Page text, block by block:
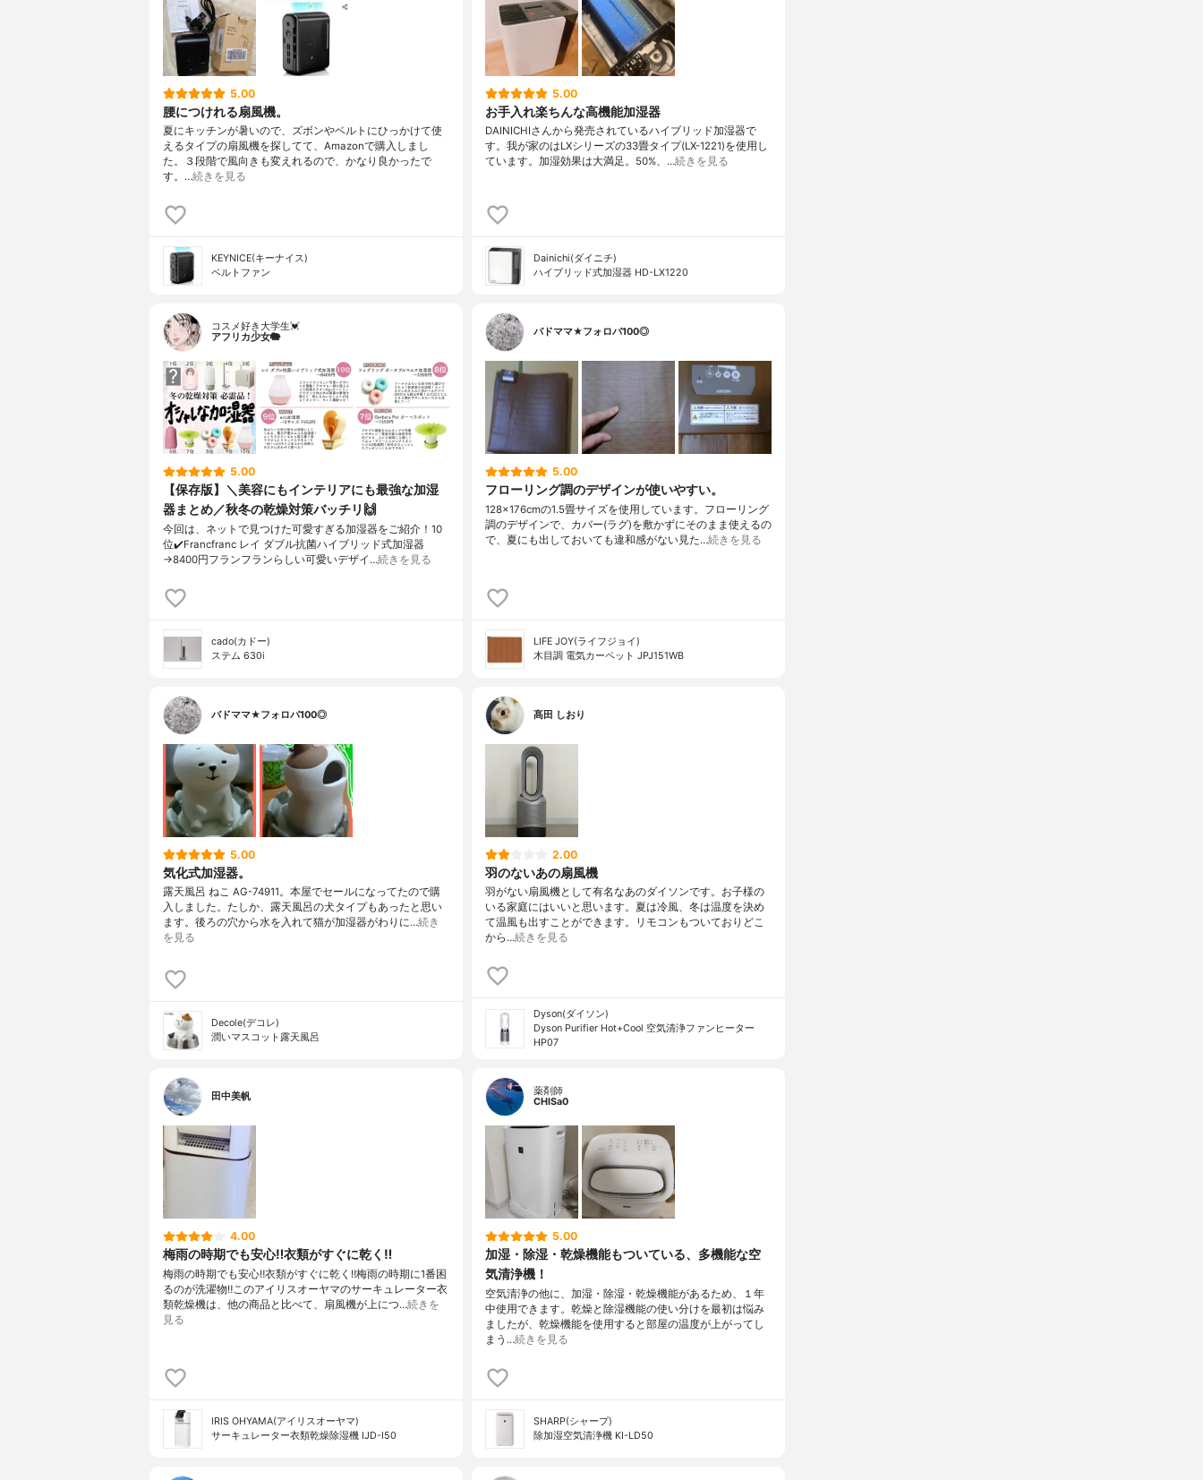
5.00
腰につけれる扇風機。
夏にキッチンが暑いので、ズボンやベルトにひっかけて使
えるタイプの扇風機を探してて、Amazonで購入しまし
た。３段階で風向きも変えれるので、かなり良かったで
す。…続きを見る
KEYNICE(キーナイス)
ベルトファン
5.00
お手入れ楽ちんな高機能加湿器
DAINICHIさんから発売されているハイブリッド加湿器で
す。我が家のはLXシリーズの33畳タイプ(LX-1221)を使用し
ています。加湿効果は大満足。50%、…続きを見る
Dainichi(ダイニチ)
ハイブリッド式加湿器 HD-LX1220
コスメ好き大学生💓
アフリカ少女🐘
5.00
【保存版】＼美容にもインテリアにも最強な加湿
器まとめ／秋冬の乾燥対策バッチリ🙌
今回は、ネットで見つけた可愛すぎる加湿器をご紹介！10
位✔️Francfranc レイ ダブル抗菌ハイブリッド式加湿器
→8400円フランフランらしい可愛いデザイ…続きを見る
cado(カドー)
ステム 630i
バドママ★フォロバ100◎
5.00
フローリング調のデザインが使いやすい。
128×176cmの1.5畳サイズを使用しています。フローリング
調のデザインで、カバー(ラグ)を敷かずにそのまま使えるの
で、夏にも出しておいても違和感がない見た…続きを見る
LIFE JOY(ライフジョイ)
木目調 電気カーペット JPJ151WB
バドママ★フォロバ100◎
5.00
気化式加湿器。
露天風呂 ねこ AG-74911。本屋でセールになってたので購
入しました。たしか、露天風呂の犬タイプもあったと思い
ます。後ろの穴から水を入れて猫が加湿器がわりに…続き
を見る
Decole(デコレ)
潤いマスコット露天風呂
髙田 しおり
2.00
羽のないあの扇風機
羽がない扇風機として有名なあのダイソンです。お子様の
いる家庭にはいいと思います。夏は冷風、冬は温度を決め
て温風も出すことができます。リモコンもついておりどこ
から…続きを見る
Dyson(ダイソン)
Dyson Purifier Hot+Cool 空気清浄ファンヒーター
HP07
田中美帆
4.00
梅雨の時期でも安心‼︎衣類がすぐに乾く‼︎
梅雨の時期でも安心‼︎衣類がすぐに乾く‼︎梅雨の時期に1番困
るのが洗濯物‼︎このアイリスオーヤマのサーキュレーター衣
類乾燥機は、他の商品と比べて、扇風機が上につ…続きを
見る
IRIS OHYAMA(アイリスオーヤマ)
サーキュレーター衣類乾燥除湿機 IJD-I50
薬剤師
CHISa0
5.00
加湿・除湿・乾燥機能もついている、多機能な空
気清浄機！
空気清浄の他に、加湿・除湿・乾燥機能があるため、１年
中使用できます。乾燥と除湿機能の使い分けを最初は悩み
ましたが、乾燥機能を使用すると部屋の温度が上がってし
まう…続きを見る
SHARP(シャープ)
除加湿空気清浄機 KI-LD50